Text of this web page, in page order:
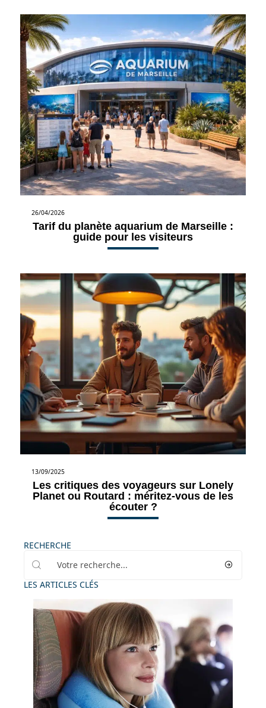
26/04/2026
Tarif du planète aquarium de Marseille :
guide pour les visiteurs
13/09/2025
Les critiques des voyageurs sur Lonely
Planet ou Routard : méritez-vous de les
écouter ?
RECHERCHE
LES ARTICLES CLÉS